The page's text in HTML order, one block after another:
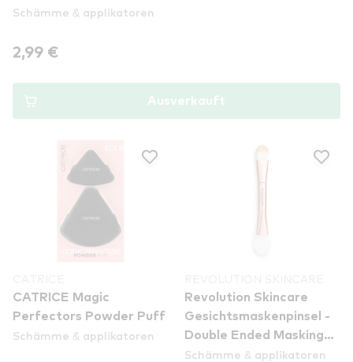
Schämme & applikatoren
2,99 €
Ausverkauft
CATRICE Magic
Perfectors Powder Puff
Schämme & applikatoren
Revolution Skincare
Gesichtsmaskenpinsel -
Double Ended Masking
Brush
Schämme & applikatoren